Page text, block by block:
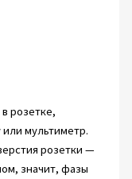
розетке,
мультиметр.
розетки —
значит, фазы